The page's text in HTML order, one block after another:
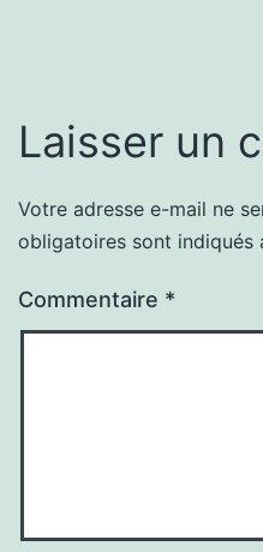
Laisser un
Votre adresse e-mail ne
obligatoires sont indiqués
Commentaire *